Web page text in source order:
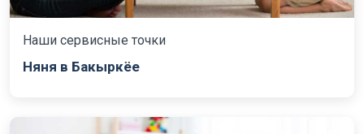
Наши сервисные точки
Няня в Бакыркёе